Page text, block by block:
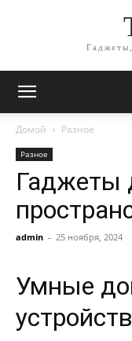
Домой Разное
Разное
Гаджеты
admin - 25 ноября, 2024
Умные